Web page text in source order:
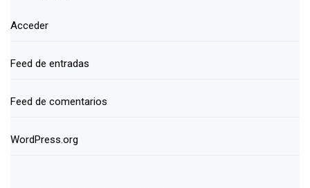
Acceder
Feed de entradas
Feed de comentarios
WordPress.org